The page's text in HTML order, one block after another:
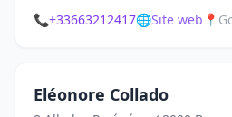
📞+33663212417🌐Site web 📍
Eléonore Collado